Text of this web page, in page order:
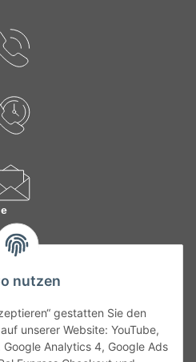
nutzen
gestatten Sie den
unserer Website: YouTube,
Analytics 4, Google Ads